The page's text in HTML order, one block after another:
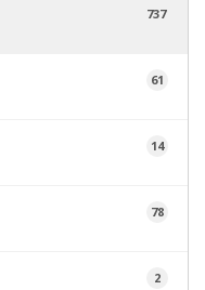
737
61
14
78
2